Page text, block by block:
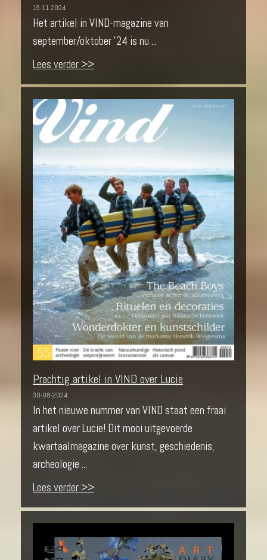
15-11-2024
Het artikel in VIND-magazine van
september/oktober '24 is nu ...
Lees verder >>
Prachtig artikel in VIND over Lucie
30-08-2024
In het nieuwe nummer van VIND staat een fraai
artikel over Lucie! Dit mooi uitgevoerde
kwartaalmagazine over kunst, geschiedenis,
archeologie ...
Lees verder >>